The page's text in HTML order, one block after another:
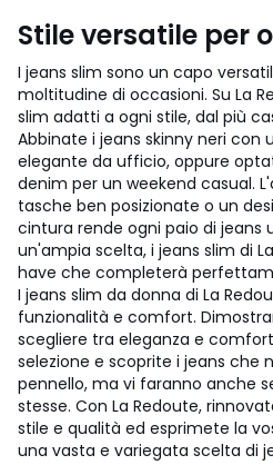
Stile versatile per
I jeans slim sono un capo
moltitudine di occasioni. Su La
slim adatti a ogni stile, dal più
Abbinate i jeans skinny neri con
elegante da ufficio, oppure
denim per un weekend casual.
tasche ben posizionate o un
cintura rende ogni paio di jeans
un'ampia scelta, i jeans slim di
have che completerà
I jeans slim da donna di La
funzionalità e comfort.
scegliere tra eleganza e
selezione e scoprite i jeans che
pennello, ma vi faranno anche
stesse. Con La Redoute,
stile e qualità ed esprimete la
una vasta e variegata scelta di